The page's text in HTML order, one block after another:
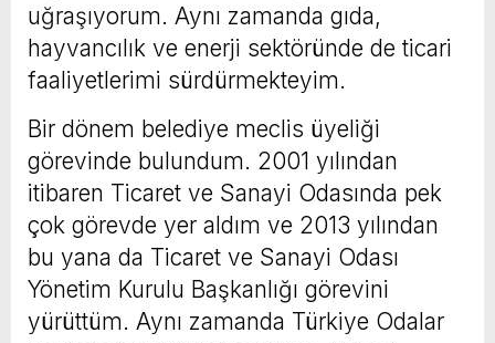
uğraşıyorum. Aynı zamanda gıda,
hayvancılık ve enerji sektöründe de ticari
faaliyetlerimi sürdürmekteyim.
Bir dönem belediye meclis üyeliği
görevinde bulundum. 2001 yılından
itibaren Ticaret ve Sanayi Odasında pek
çok görevde yer aldım ve 2013 yılından
bu yana da Ticaret ve Sanayi Odası
Yönetim Kurulu Başkanlığı görevini
yürüttüm. Aynı zamanda Türkiye Odalar